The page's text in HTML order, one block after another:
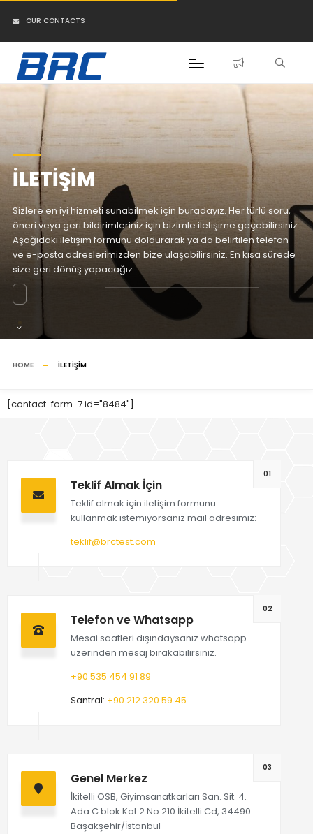
OUR CONTACTS
İLETİŞİM
Sizlere en iyi hizmeti sunabilmek için buradayız. Her türlü soru,
öneri veya geri bildirimleriniz için bizimle iletişime geçebilirsiniz.
Aşağıdaki iletişim formunu doldurarak ya da belirtilen telefon
ve e-posta adreslerimizden bize ulaşabilirsiniz. En kısa sürede
size geri dönüş yapacağız.
HOME İLETİŞİM
[contact-form-7 id="8484"]
01
Teklif Almak İçin
Teklif almak için iletişim formunu
kullanmak istemiyorsanız mail adresimiz:
teklif@brctest.com
02
Telefon ve Whatsapp
Mesai saatleri dışındaysanız whatsapp
üzerinden mesaj bırakabilirsiniz.
+90 535 454 91 89
Santral: +90 212 320 59 45
03
Genel Merkez
İkitelli OSB, Giyimsanatkarları San. Sit. 4.
Ada C blok Kat:2 No:210 İkitelli Cd, 34490
Başakşehir/İstanbul